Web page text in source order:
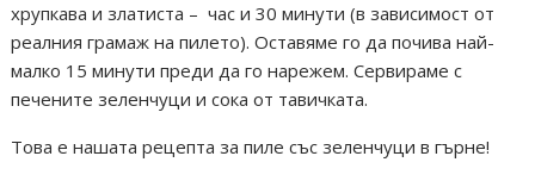
хрупкава и златиста – час и 30 минути (в зависимост от
реалния грамаж на пилето). Оставяме го да почива най-
малко 15 минути преди да го нарежем. Сервираме с
печените зеленчуци и сока от тавичката.
Това е нашата рецепта за пиле със зеленчуци в гърне!